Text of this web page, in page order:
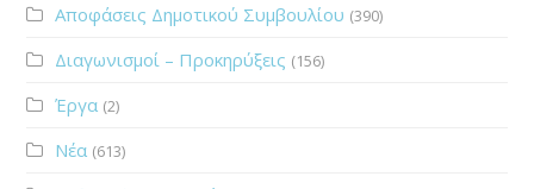
Αποφάσεις Δημοτικού Συμβουλίου (390)
Διαγωνισμοί – Προκηρύξεις (156)
Έργα (2)
Νέα (613)